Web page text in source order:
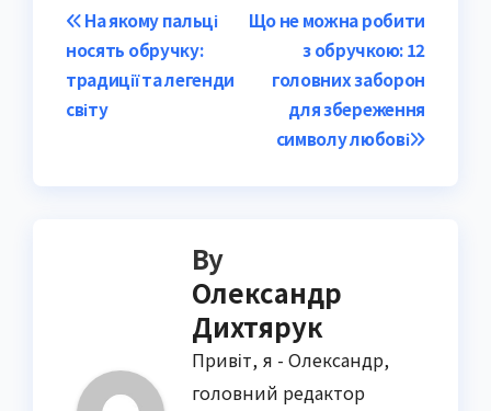
Post
navigation
Що не можна робити
з обручкою: 12
головних заборон
для збереження
символу любові
На якому пальці
носять обручку:
традиції та легенди
світу
By
Олександр
Дихтярук
Привіт, я - Олександр,
головний редактор